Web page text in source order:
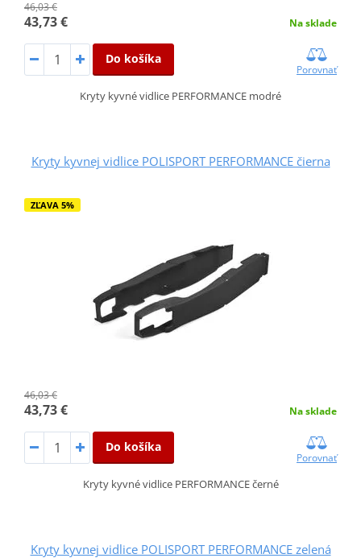
46,03 €
43,73 € Na sklade
Do košíka
Porovnať
Kryty kyvné vidlice PERFORMANCE modré
Kryty kyvnej vidlice POLISPORT PERFORMANCE čierna
ZĽAVA 5%
46,03 €
43,73 € Na sklade
Do košíka
Porovnať
Kryty kyvné vidlice PERFORMANCE černé
Kryty kyvnej vidlice POLISPORT PERFORMANCE zelená